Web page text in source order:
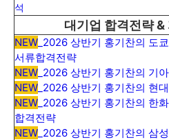
석
대기업 합격전략 &
NEW _2026 상반기 홍기찬의 도
서류합격전략
NEW _2026 상반기 홍기찬의 기
NEW _2026 상반기 홍기찬의 현
NEW _2026 상반기 홍기찬의 한
합격전략
NEW _2026 상반기 홍기찬의 삼